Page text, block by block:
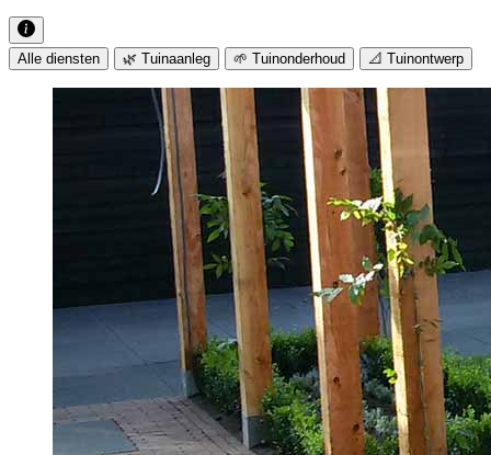
Alle diensten 🌿 Tuinaanleg 🌱 Tuinonderhoud 📐 Tuinontwerp